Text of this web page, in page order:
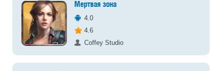
Мертвая зона
4.0
4.6
Coffey Studio